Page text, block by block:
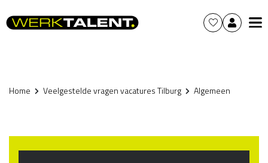
Home Veelgestelde vragen vacatures Tilburg Algemeen